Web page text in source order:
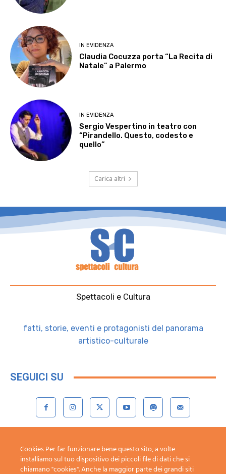
IN EVIDENZA
Claudia Cocuzza porta “La Recita di
Natale” a Palermo
IN EVIDENZA
Sergio Vespertino in teatro con
“Pirandello. Questo, codesto e
quello”
Carica altri
Spettacoli e Cultura
fatti, storie, eventi e protagonisti del panorama
artistico-culturale
SEGUICI SU
redazione@spettacoliecultura.it
Cookie e Privacy policy
Cookies Per far funzionare bene questo sito, a volte
installiamo sul tuo dispositivo dei piccoli file di dati che si
chiamano "cookies". Anche la maggior parte dei grandi siti